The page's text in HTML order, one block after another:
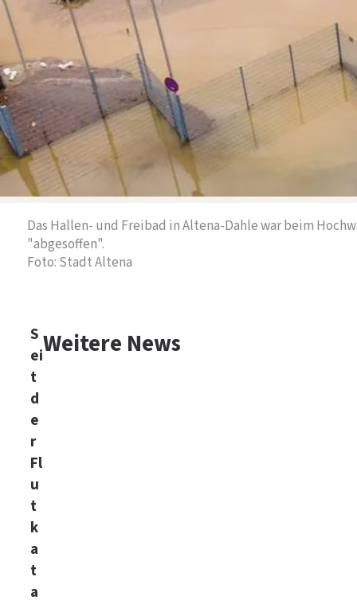
Das Hallen- und Freibad in Altena-Dahle war beim
"abgesoffen".
Foto: Stadt Altena
S
ei
t
d
e
r
Fl
u
t
k
a
t
a
Weitere News